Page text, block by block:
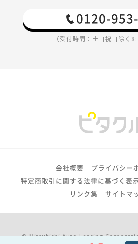
0120-
（受付時間：土日祝日除く
会社概要
プライバシー
特定商取引に関する法律に基づく表
リンク集
サイトマ
© Mitsubishi Auto Leasing